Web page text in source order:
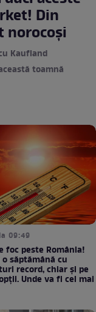
Din
Kaufland
toamnă
09:49
foc peste România!
săptămână cu
record, chiar și pe
Unde va fi cel mai